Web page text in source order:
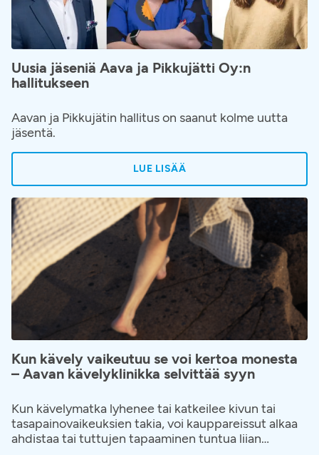
Uusia jäseniä Aava ja Pikkujätti Oy:n
hallitukseen
Aavan ja Pikkujätin hallitus on saanut kolme uutta
jäsentä.
LUE LISÄÄ
Kun kävely vaikeutuu se voi kertoa monesta
– Aavan kävelyklinikka selvittää syyn
Kun kävelymatka lyhenee tai katkeilee kivun tai
tasapainovaikeuksien takia, voi kauppareissut alkaa
ahdistaa tai tuttujen tapaaminen tuntua liian